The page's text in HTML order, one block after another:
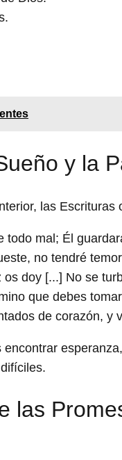
y la
las Escrituras
todo mal; Él
no tendré
doy [...] No se
que debes
de corazón, y
las